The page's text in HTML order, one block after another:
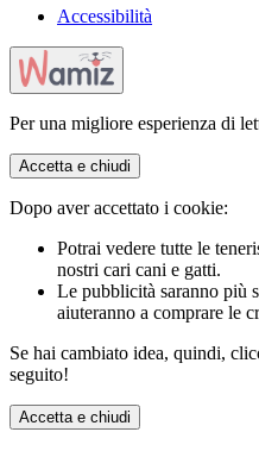
Accessibilità
Per una migliore esperienza di
Accetta e chiudi
Dopo aver accettato i cookie:
Potrai vedere tutte le
nostri cari cani e gatti.
Le pubblicità saranno più
aiuteranno a comprare le
Se hai cambiato idea, quindi,
seguito!
Accetta e chiudi